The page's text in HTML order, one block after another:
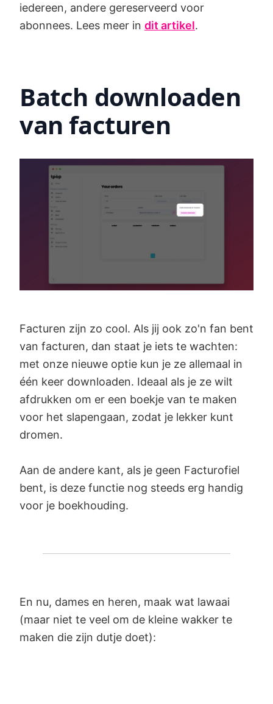
iedereen, andere gereserveerd voor
abonnees. Lees meer in dit artikel.
Batch downloaden
van facturen
Facturen zijn zo cool. Als jij ook zo'n fan bent
van facturen, dan staat je iets te wachten:
met onze nieuwe optie kun je ze allemaal in
één keer downloaden. Ideaal als je ze wilt
afdrukken om er een boekje van te maken
voor het slapengaan, zodat je lekker kunt
dromen.
Aan de andere kant, als je geen Facturofiel
bent, is deze functie nog steeds erg handig
voor je boekhouding.
En nu, dames en heren, maak wat lawaai
(maar niet te veel om de kleine wakker te
maken die zijn dutje doet):